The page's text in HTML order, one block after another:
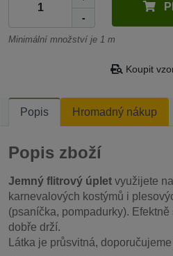
-
Minimální množství je 1 m
Koupit
Popis Hromadný nákup
Popis zboží
Jemný flitrový úplet využijete
karnevalových kostýmů i
(psaníčka, pompadurky).
dobře drží.
Látka je průsvitná,